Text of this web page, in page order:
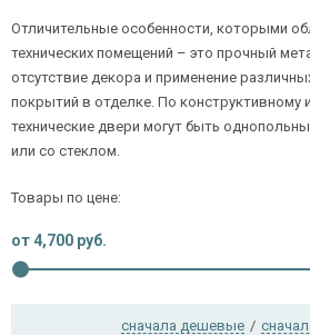
Установка
Галерея
Акции
О компании
Отличительные особенности, которыми
технических помещений – это прочный
отсутствие декора и применение
покрытий в отделке. По
технические двери могут быть
или со стеклом.
Товары по цене:
от 4,700 руб.
сначала дешевые /